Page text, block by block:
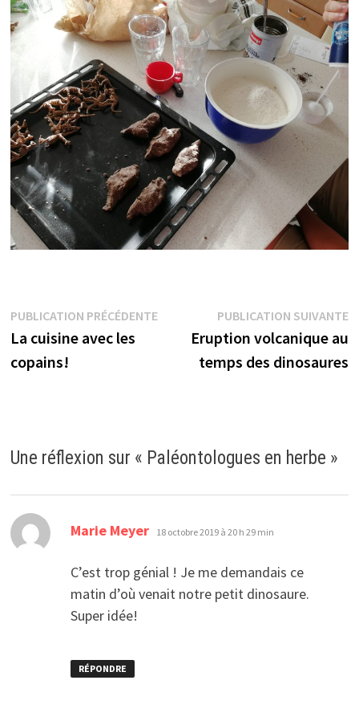
Navigation
de
l’article
PUBLICATION PRÉCÉDENTEPublication
précédente :
La cuisine avec les
copains!
PUBLICATION SUIVANTE
Eruption volcanique au
temps des dinosaures
Une réflexion sur « Paléontologues en herbe »
Marie Meyer dit :
18 octobre 2019 à 20 h 29 min
C’est trop génial ! Je me demandais ce
matin d’où venait notre petit dinosaure.
Super idée!
RÉPONDRE